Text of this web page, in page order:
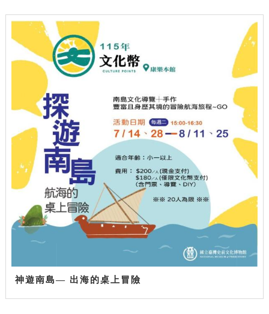
神遊南島— 出海的桌上冒險